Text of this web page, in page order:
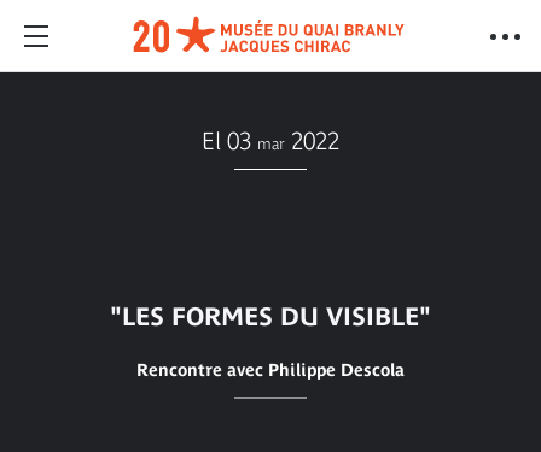
El 03 mar 2022
"LES FORMES DU VISIBLE"
Rencontre avec Philippe Descola